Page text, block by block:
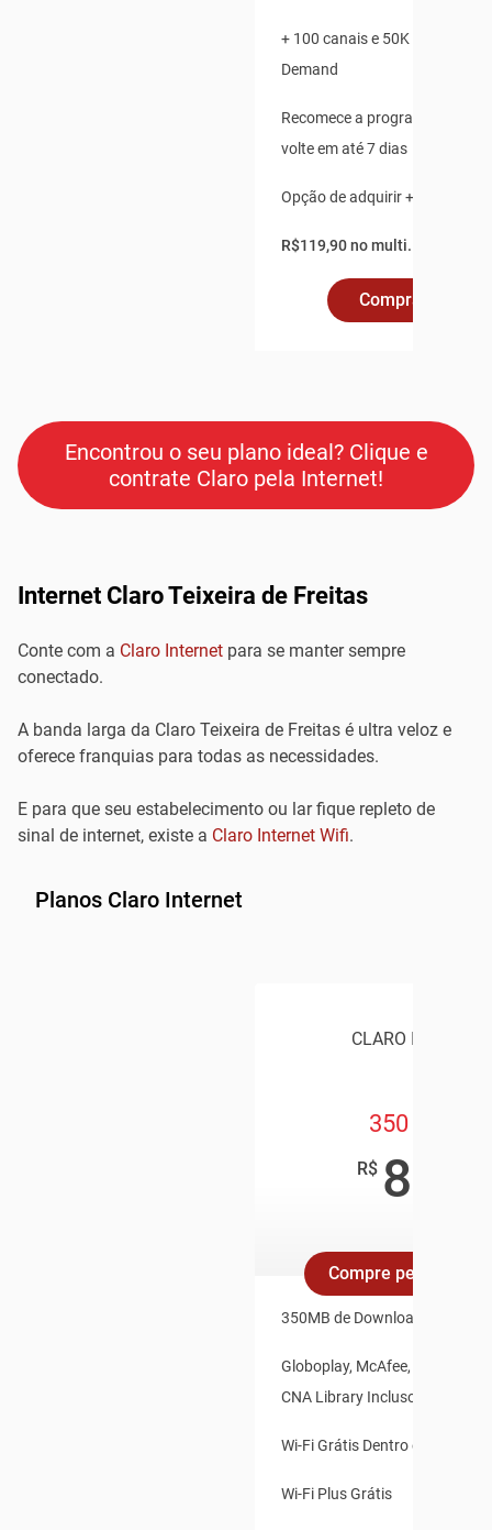
+ 100 canais e 50K de
Demand
Recomece a programação ao
volte em até 7 dias
Opção de adquirir + 2 pontos
R$119,90 no multi.
Comprar Online
Encontrou o seu plano ideal? Clique e
contrate Claro pela Internet!
Internet Claro Teixeira de Freitas
Conte com a Claro Internet para se manter sempre
conectado.
A banda larga da Claro Teixeira de Freitas é ultra veloz e
oferece franquias para todas as necessidades.
E para que seu estabelecimento ou lar fique repleto de
sinal de internet, existe a Claro Internet Wifi.
Planos Claro Internet
CLARO INTERNET
350 Mega
R$ 89
Compre pelo
350MB de Download e 35MB
Globoplay, McAfee, Claro
CNA Library Inclusos
Wi-Fi Grátis Dentro e Fora de
Wi-Fi Plus Grátis